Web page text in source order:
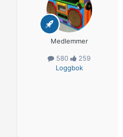
Medlemmer
580
259
Loggbok